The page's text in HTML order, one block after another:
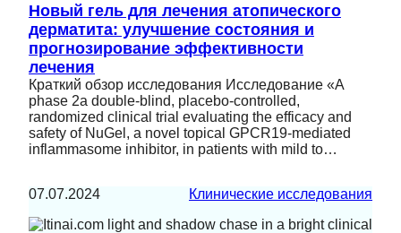
Новый гель для лечения атопического
дерматита: улучшение состояния и
прогнозирование эффективности
лечения
Краткий обзор исследования Исследование «A
phase 2a double-blind, placebo-controlled,
randomized clinical trial evaluating the efficacy and
safety of NuGel, a novel topical GPCR19-mediated
inflammasome inhibitor, in patients with mild to…
07.07.2024 Клинические исследования